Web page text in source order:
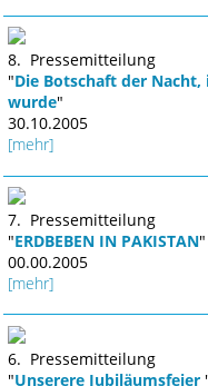
8. Pressemitteilung
"Die Botschaft der
wurde"
30.10.2005
[mehr]
7. Pressemitteilung
"ERDBEBEN IN PAKISTAN"
00.00.2005
[mehr]
6. Pressemitteilung
"Unserere Jubiläumsfeier